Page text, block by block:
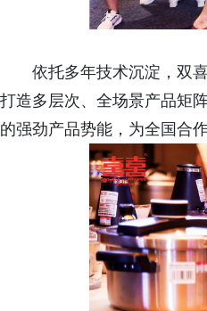
依托多年技术沉淀，双
打造多层次、全场景产品矩
的强劲产品势能，为全国合